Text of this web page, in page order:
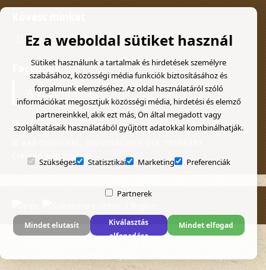
Facebook
A Vándormozi
Created with
Soldigo
Ez a weboldal sütiket használ
Sütiket használunk a tartalmak és hirdetések személyre
szabásához, közösségi média funkciók biztosításához és
forgalmunk elemzéséhez. Az oldal használatáról szóló
információkat megosztjuk közösségi média, hirdetési és elemző
partnereinkkel, akik ezt más, Ön által megadott vagy
szolgáltatásaik használatából gyűjtött adatokkal kombinálhatják.
Szükséges Statisztikai Marketing Preferenciák
Partnerek
Mindet elutasít
Kiválasztás
elfogadása
Mindet elfogad